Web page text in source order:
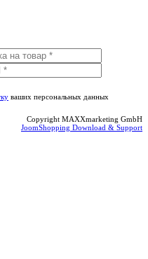
ваших персональных данных
Copyright MAXXmarketing GmbH
JoomShopping Download & Support